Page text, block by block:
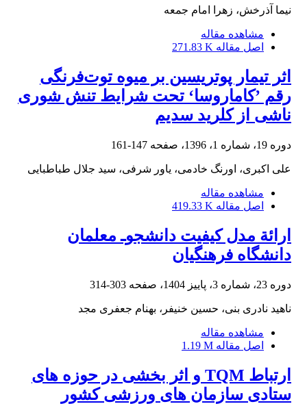
نیما آذرخش، زهرا امام جمعه
مشاهده مقاله
اصل مقاله 271.83 K
اثر تیمار پوتریسین بر میوه توت‌فرنگی
رقم ’کاماروسا‘ تحت شرایط تنش شوری
ناشی از کلرید سدیم
دوره 19، شماره 1، 1396، صفحه 147-161
علی اکبری، اورنگ خادمی، یاور شرفی، سید جلال طباطبایی
مشاهده مقاله
اصل مقاله 419.33 K
ارائة مدل کیفیت دانشجوـ معلمان
دانشگاه فرهنگیان
دوره 23، شماره 3، پاییز 1404، صفحه 303-314
ناهید نادری بنی، حسین خنیفر، بهنام جعفری مجد
مشاهده مقاله
اصل مقاله 1.19 M
ارتباط TQM و اثر بخشی در حوزه های
ستادی سازمان های ورزشی کشور